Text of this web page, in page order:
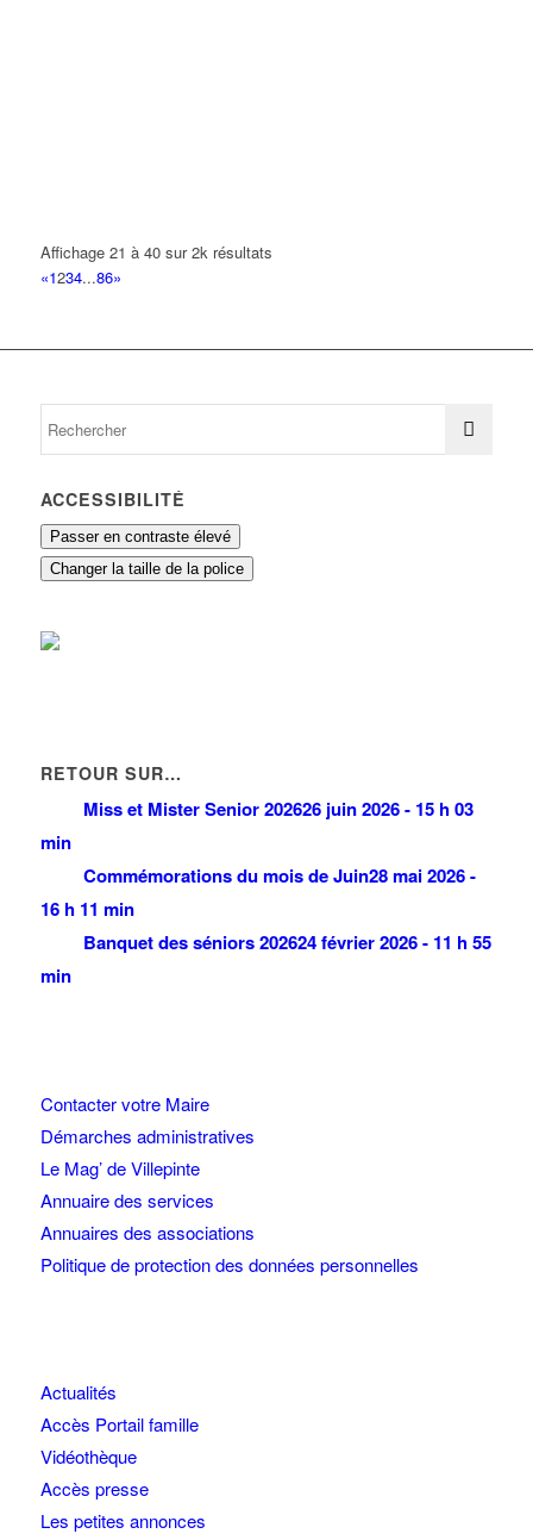
Affichage 21 à 40 sur 2k résultats
«1234...86»
ACCESSIBILITÉ
Passer en contraste élevé
Changer la taille de la police
RETOUR SUR…
Miss et Mister Senior 202626 juin 2026 - 15 h 03
min
Commémorations du mois de Juin28 mai 2026 -
16 h 11 min
Banquet des séniors 202624 février 2026 - 11 h 55
min
Contacter votre Maire
Démarches administratives
Le Mag’ de Villepinte
Annuaire des services
Annuaires des associations
Politique de protection des données personnelles
Actualités
Accès Portail famille
Vidéothèque
Accès presse
Les petites annonces